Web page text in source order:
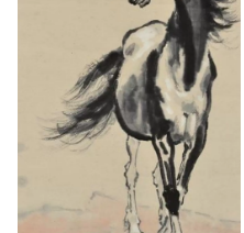
简体中文